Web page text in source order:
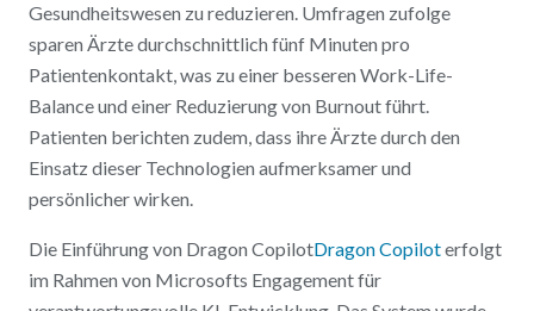
Gesundheitswesen zu reduzieren. Umfragen zufolge
sparen Ärzte durchschnittlich fünf Minuten pro
Patientenkontakt, was zu einer besseren Work-Life-
Balance und einer Reduzierung von Burnout führt.
Patienten berichten zudem, dass ihre Ärzte durch den
Einsatz dieser Technologien aufmerksamer und
persönlicher wirken.
Die Einführung von Dragon CopilotDragon Copiloterfolgt
im Rahmen von Microsofts Engagement für